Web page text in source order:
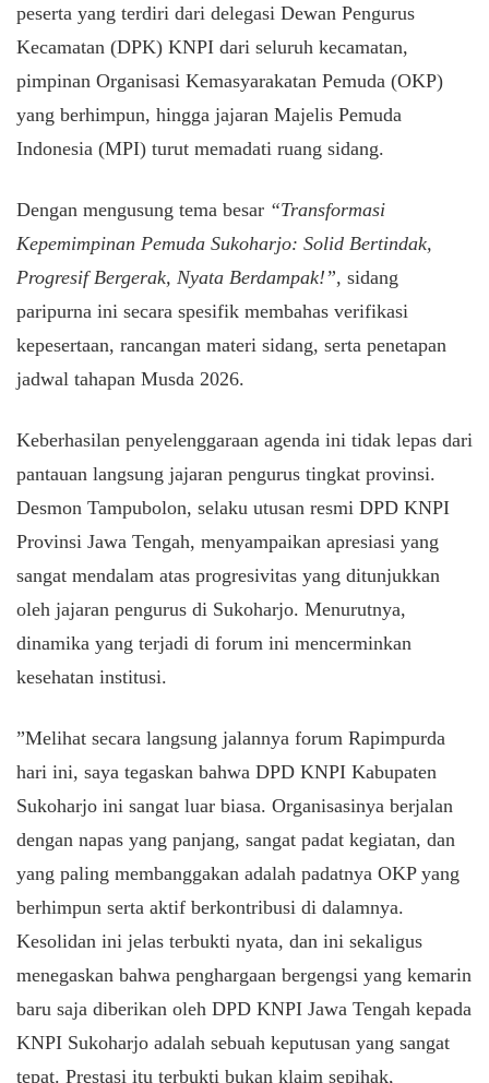
peserta yang terdiri dari delegasi Dewan Pengurus
Kecamatan (DPK) KNPI dari seluruh kecamatan,
pimpinan Organisasi Kemasyarakatan Pemuda (OKP)
yang berhimpun, hingga jajaran Majelis Pemuda
Indonesia (MPI) turut memadati ruang sidang.
​Dengan mengusung tema besar “Transformasi
Kepemimpinan Pemuda Sukoharjo: Solid Bertindak,
Progresif Bergerak, Nyata Berdampak!”, sidang
paripurna ini secara spesifik membahas verifikasi
kepesertaan, rancangan materi sidang, serta penetapan
jadwal tahapan Musda 2026.
​Keberhasilan penyelenggaraan agenda ini tidak lepas dari
pantauan langsung jajaran pengurus tingkat provinsi.
Desmon Tampubolon, selaku utusan resmi DPD KNPI
Provinsi Jawa Tengah, menyampaikan apresiasi yang
sangat mendalam atas progresivitas yang ditunjukkan
oleh jajaran pengurus di Sukoharjo. Menurutnya,
dinamika yang terjadi di forum ini mencerminkan
kesehatan institusi.
​”Melihat secara langsung jalannya forum Rapimpurda
hari ini, saya tegaskan bahwa DPD KNPI Kabupaten
Sukoharjo ini sangat luar biasa. Organisasinya berjalan
dengan napas yang panjang, sangat padat kegiatan, dan
yang paling membanggakan adalah padatnya OKP yang
berhimpun serta aktif berkontribusi di dalamnya.
Kesolidan ini jelas terbukti nyata, dan ini sekaligus
menegaskan bahwa penghargaan bergengsi yang kemarin
baru saja diberikan oleh DPD KNPI Jawa Tengah kepada
KNPI Sukoharjo adalah sebuah keputusan yang sangat
tepat. Prestasi itu terbukti bukan klaim sepihak,